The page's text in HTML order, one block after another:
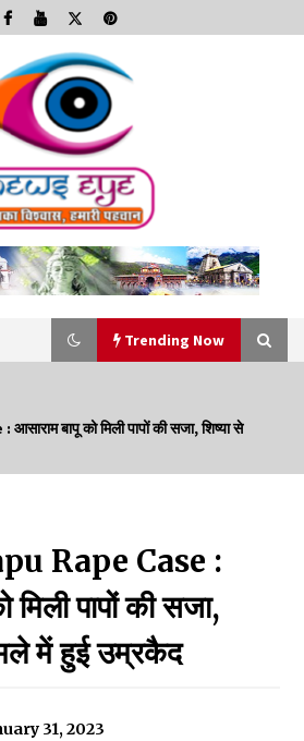
Trending Now
में शामिल हुए सीएम,आधुनिक मदरसों का नाम अब्दुल कलाम के नाम
Of The Day 7 September
7, 2023
Of The Day 6 September
बापू को मिली पापों की सजा, शिष्या से
Rape Case :
मिली पापों की सजा,
में हुई उम्रकैद
31, 2023